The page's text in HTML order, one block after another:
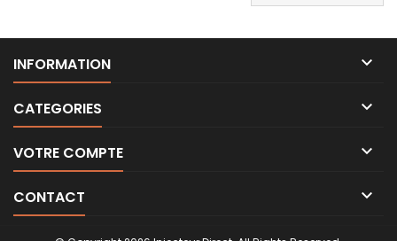
INFORMATION 
CATEGORIES 
VOTRE COMPTE 
CONTACT 